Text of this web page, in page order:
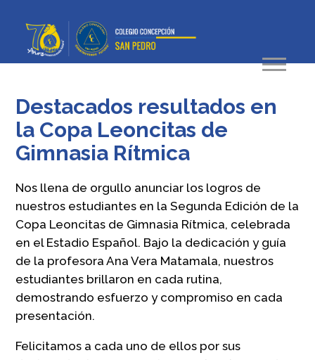
Destacados resultados en
la Copa Leoncitas de
Gimnasia Rítmica
Nos llena de orgullo anunciar los logros de
nuestros estudiantes en la Segunda Edición de la
Copa Leoncitas de Gimnasia Rítmica, celebrada
en el Estadio Español. Bajo la dedicación y guía
de la profesora Ana Vera Matamala, nuestros
estudiantes brillaron en cada rutina,
demostrando esfuerzo y compromiso en cada
presentación.
Felicitamos a cada uno de ellos por sus